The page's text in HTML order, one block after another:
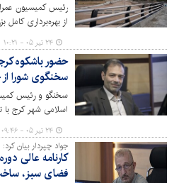
رئیس کمیسیون
سلیمانی(شمالی)
میلیارد تومانی،
۲۴ تیر ۰۵ - ۱۰:۲۱
حضور باشکوه
سخنگوی شورا
سخنگو و رئیس
اسلامی شهر کرج با
شهر کرج در مراسم
مجموعه مدیریت
خدمات و پشتیبانی
۲۴ تیر ۰۵ - ۰۹:۴۶
جواد چپردار بیان کرد:
کارنامه عالی
فضای سبز،